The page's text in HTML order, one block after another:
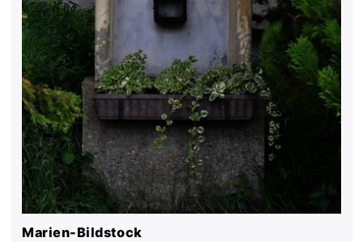
Marien-Bildstock